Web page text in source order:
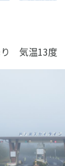
気温13度